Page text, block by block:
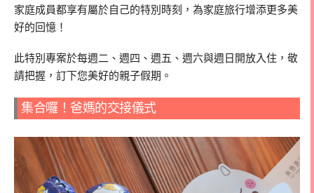
家庭成員都享有屬於自己的特別時刻，為家庭旅行增添更多美
好的回憶！
此特別專案於每週二、週四、週五、週六與週日開放入住，敬
請把握，訂下您美好的親子假期。
集合囉！爸媽的交接儀式